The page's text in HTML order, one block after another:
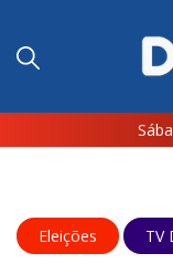
Eleições TV